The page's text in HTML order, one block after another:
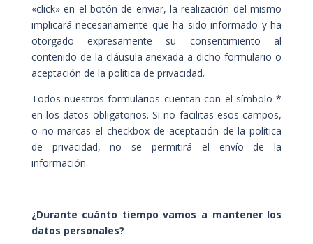
«click» en el botón de enviar, la realización del mismo
implicará necesariamente que ha sido informado y ha
otorgado expresamente su consentimiento al
contenido de la cláusula anexada a dicho formulario o
aceptación de la política de privacidad.
Todos nuestros formularios cuentan con el símbolo *
en los datos obligatorios. Si no facilitas esos campos,
o no marcas el checkbox de aceptación de la política
de privacidad, no se permitirá el envío de la
información.
¿Durante cuánto tiempo vamos a mantener los
datos personales?